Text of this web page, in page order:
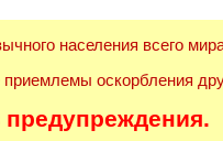
населения всего
оскорбления